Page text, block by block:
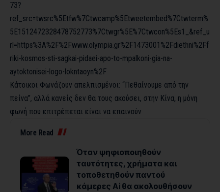
73?
ref_src=twsrc%5Etfw%7Ctwcamp%5Etweetembed%7Ctwterm%
5E1512472328478752773%7Ctwgr%5E%7Ctwcon%5Es1_&ref_u
rl=https%3A%2F%2Fwww.olympia.gr%2F1473001%2Fdiethni%2Ff
riki-kosmos-sti-sagkai-pidaei-apo-to-mpalkoni-gia-na-
aytoktonisei-logo-lokntaoyn%2F
Κάτοικοι Φωνάζουν απελπισμένοι: “Πεθαίνουμε από την
πείνα”, αλλά κανείς δεν θα τους ακούσει, στην Κίνα, η μόνη
φωνή που επιτρέπεται είναι να επαινούν
More Read
Όταν ψηφιοποιηθούν
ταυτότητες, χρήματα και
τοποθετηθούν παντού
κάμερες Ai θα ακολουθήσουν